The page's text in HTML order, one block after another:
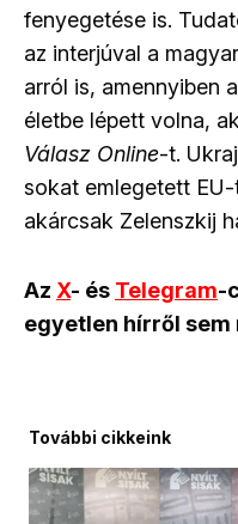
fenyegetése is.
az interjúval a
arról is, amennyiben
életbe lépett volna,
Válasz Online-t.
sokat emlegetett
akárcsak Zelenszkij
Az X- és Telegram-
egyetlen hírről sem
További cikkeink